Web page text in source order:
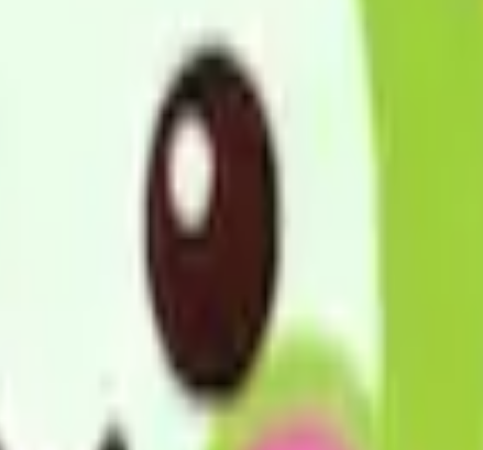
要介護者の心身の状況、希望及びその置かれている環
を図り、その機能訓練に資すると共に、要介護者を、介